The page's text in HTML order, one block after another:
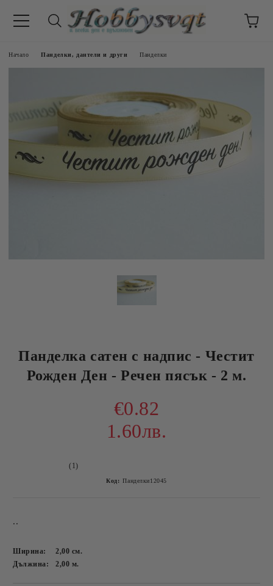
Начало Панделки, дантели и други Панделки
Панделка сатен с надпис - Честит
Рожден Ден - Речен пясък - 2 м.
€0.82
1.60лв.
(1)
Код: Панделки12045
..
Ширина: 2,00 см.
Дължина:
2,00 м.